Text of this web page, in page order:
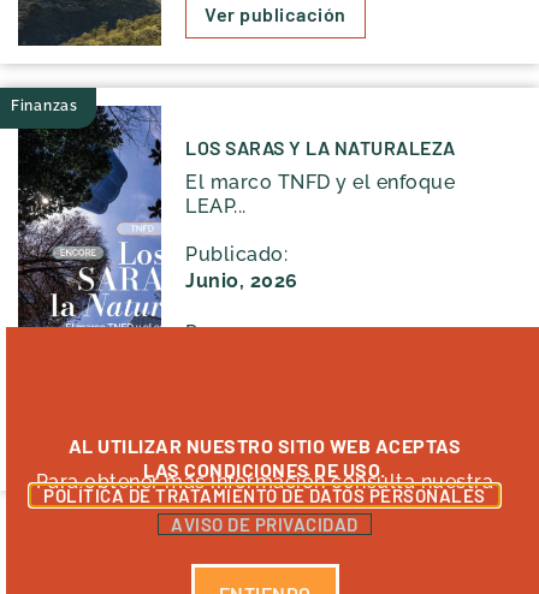
Ver publicación
Finanzas
LOS SARAS Y LA NATURALEZA
El marco TNFD y el enfoque
LEAP...
Publicado:
Junio, 2026
Por:
Ver publicación
AL UTILIZAR NUESTRO SITIO WEB ACEPTAS
LAS CONDICIONES DE USO.
Para obtener más información consulta nuestra
POLÍTICA DE TRATAMIENTO DE DATOS PERSONALES
AVISO DE PRIVACIDAD